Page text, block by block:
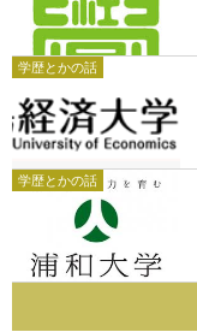
学歴とかの話
学歴とかの話